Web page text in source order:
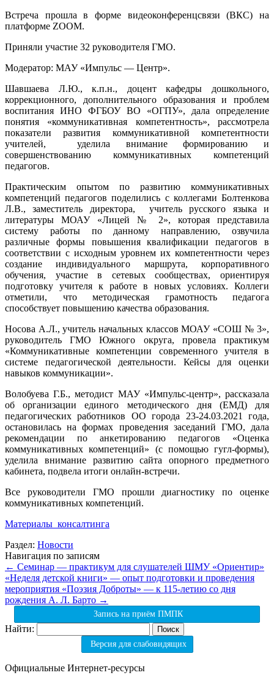
Встреча прошла в форме видеоконференцсвязи (ВКС) на
платформе ZOOM.
Приняли участие 32 руководителя ГМО.
Модератор: МАУ «Импульс — Центр».
Шавшаева Л.Ю., к.п.н., доцент кафедры дошкольного,
коррекционного, дополнительного образования и проблем
воспитания ИНО ФГБОУ ВО «ОГПУ», дала определение
понятия «коммуникативная компетентность», рассмотрела
показатели развития коммуникативной компетентности
учителей, уделила внимание формированию и
совершенствованию коммуникативных компетенций
педагогов.
Практическим опытом по развитию коммуникативных
компетенций педагогов поделились с коллегами Болтенкова
Л.В., заместитель директора, учитель русского языка и
литературы МОАУ «Лицей № 2», которая представила
систему работы по данному направлению, озвучила
различные формы повышения квалификации педагогов в
соответствии с исходным уровнем их компетентности через
создание индивидуального маршрута, корпоративного
обучения, участие в сетевых сообществах, ориентируя
подготовку учителя к работе в новых условиях. Коллеги
отметили, что методическая грамотность педагога
способствует повышению качества образования.
Носова А.Л., учитель начальных классов МОАУ «СОШ № 3»,
руководитель ГМО Южного округа, провела практикум
«Коммуникативные компетенции современного учителя в
системе педагогической деятельности. Кейсы для оценки
навыков коммуникации».
Волобуева Г.Б., методист МАУ «Импульс-центр», рассказала
об организации единого методического дня (ЕМД) для
педагогических работников ОО города 23-24.03.2021 года,
остановилась на формах проведения заседаний ГМО, дала
рекомендации по анкетированию педагогов «Оценка
коммуникативных компетенций» (с помощью гугл-формы),
уделила внимание развитию сайта опорного предметного
кабинета, подвела итоги онлайн-встречи.
Все руководители ГМО прошли диагностику по оценке
коммуникативных компетенций.
Материалы консалтинга
Раздел: Новости
Навигация по записям
← Семинар — практикум для слушателей ШМУ «Ориентир»
«Неделя детской книги» — опыт подготовки и проведения
мероприятия «Поэзия Доброты» — к 115-летию со дня
рождения А. Л. Барто →
Запись на приём ПМПК
Найти:
Версия для слабовидящих
Официальные Интернет-ресурсы